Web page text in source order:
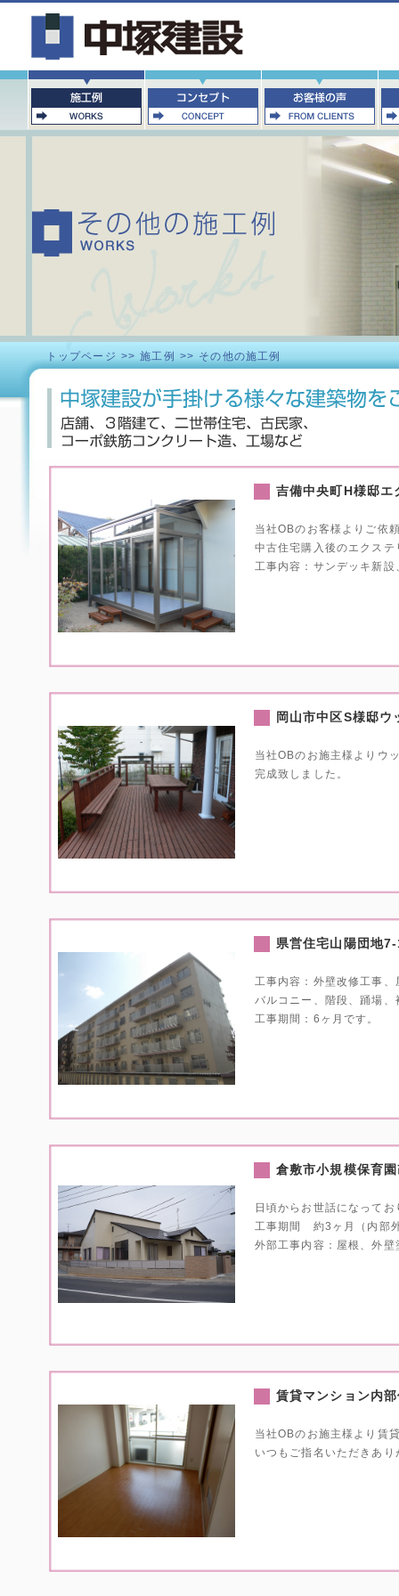
トップページ >> 施工例 >> その他の施工例
吉備中央町H様邸エ
当社OBのお客様よりご依
中古住宅購入後のエクス
工事内容：サンデッキ新
岡山市中区S様邸ウ
当社OBのお施主様よりウ
完成致しました。
県営住宅山陽団地
工事内容：外壁改修工事
バルコニー、階段、踊場
工事期間：6ヶ月です。
倉敷市小規模保育
日頃からお世話になって
工事期間 約3ヶ月（内部
外部工事内容：屋根、外
賃貸マンション内
当社OBのお施主様より賃
いつもご指名いただきあ